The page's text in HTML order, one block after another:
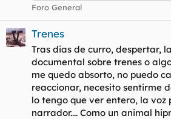
Foro General
Trenes
Tras dias de curro, despertar,
documental sobre trenes o
me quedo absorto, no puedo
reaccionar, necesito sentirme
lo tengo que ver entero, la voz
narrador.... Como un animal